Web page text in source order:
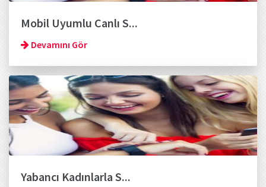
Mobil Uyumlu Canlı S...
Devamını Gör
Yabancı Kadınlarla S...